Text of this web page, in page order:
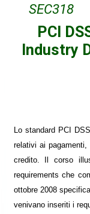
SEC318
PCI
Industry
Lo standard PCI
relativi ai
credito. Il corso
requirements che
ottobre 2008
venivano inseriti i